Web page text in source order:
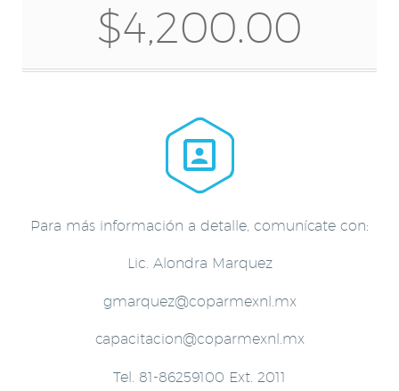
$4,200.00


Para más información a detalle, comunícate con:
Lic. Alondra Marquez
gmarquez@coparmexnl.mx
capacitacion@coparmexnl.mx
Tel. 81-86259100 Ext. 2011